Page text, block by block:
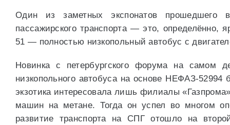
Один из заметных экспонатов прошедшего в
пассажирского транспорта — это,
51 — полностью низкопольный автобус с
Новинка с петербургского форума на самом
низкопольного автобуса на основе НЕФАЗ-
экзотика интересовала лишь филиалы
машин на метане. Тогда он успел во многом
развитие транспорта на СПГ отошло на